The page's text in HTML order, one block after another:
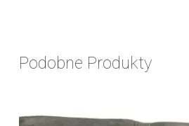
Podobne Produkty